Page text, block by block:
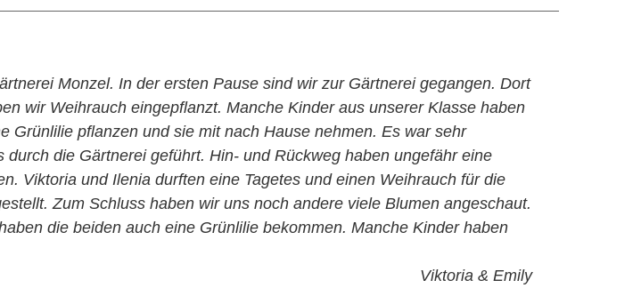
Monzel. In der ersten Pause sind wir zur Gärtnerei gegangen. Dort
wir Weihrauch eingepflanzt. Manche Kinder aus unserer Klasse haben
Grünlilie pflanzen und sie mit nach Hause nehmen. Es war sehr
die Gärtnerei geführt. Hin- und Rückweg haben ungefähr eine
Viktoria und Ilenia durften eine Tagetes und einen Weihrauch für die
Zum Schluss haben wir uns noch andere viele Blumen angeschaut.
die beiden auch eine Grünlilie bekommen. Manche Kinder haben
Viktoria & Emily